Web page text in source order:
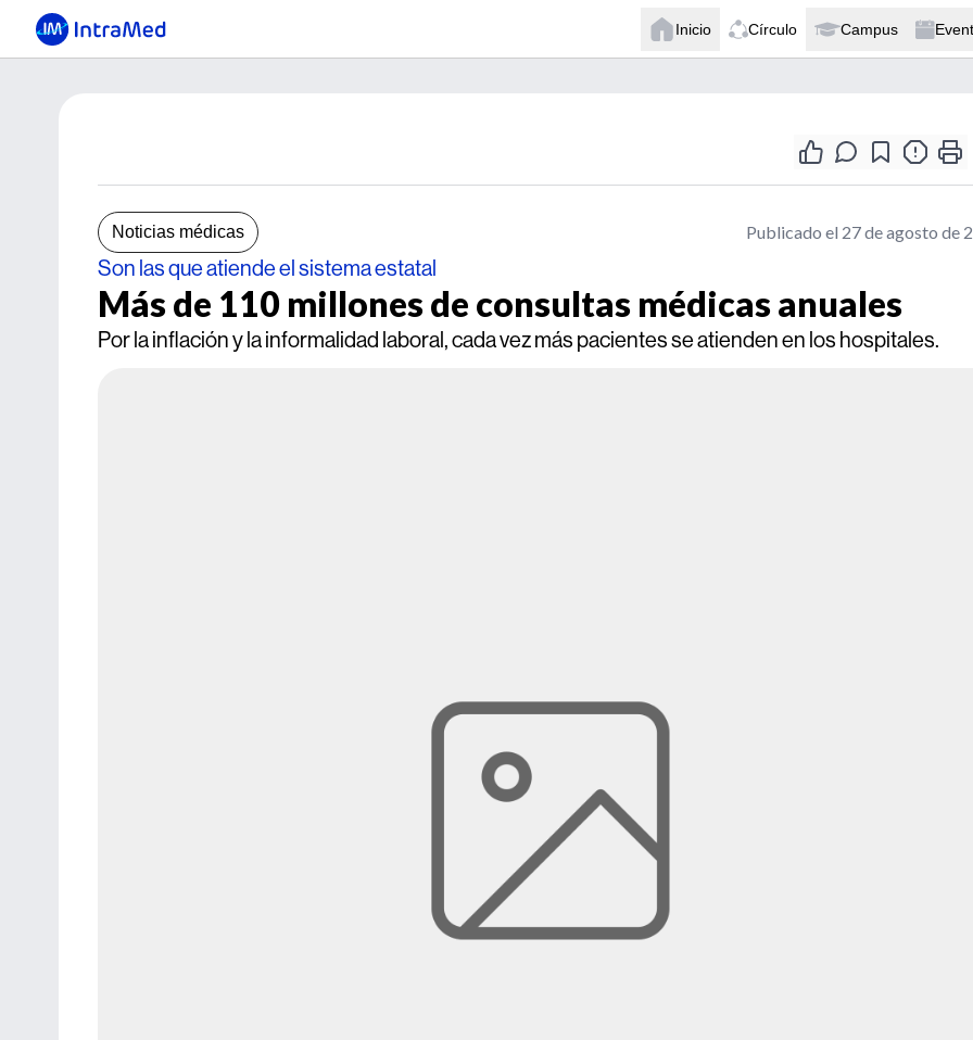
Inicio Círculo Campus
Noticias médicas Publicado el 27 de agosto de
Son las que atiende el sistema estatal
Más de 110 millones de consultas médicas anuales
Por la inflación y la informalidad laboral, cada vez más pacientes se atienden en los hospitales.